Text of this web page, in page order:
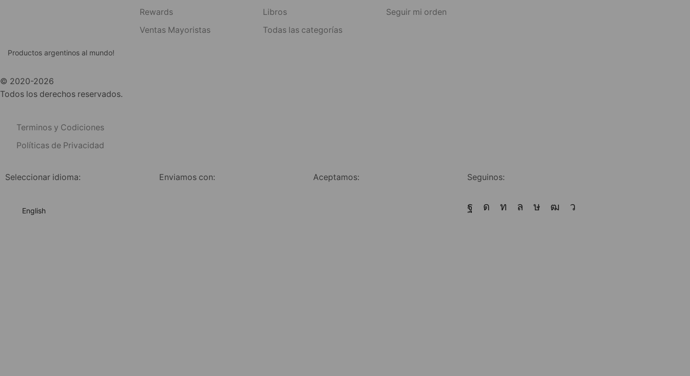
Productos argentinos al mundo!
© 2020-2026
Todos los derechos reservados.
Terminos y Codiciones
Políticas de Privacidad
Rewards
Ventas Mayoristas
Libros
Todas las categorías
Seguir mi orden
Seleccionar idioma:
English
Enviamos con: Aceptamos: Seguinos: